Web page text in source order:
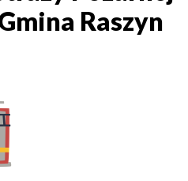
Raszyn